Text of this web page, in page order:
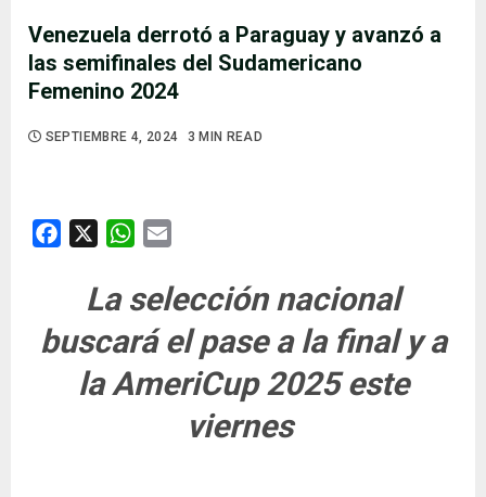
Venezuela derrotó a Paraguay y avanzó a
las semifinales del Sudamericano
Femenino 2024
SEPTIEMBRE 4, 2024 3 MIN READ
Facebook WhatsApp
La selección nacional
buscará el pase a la final y a
la AmeriCup 2025 este
viernes